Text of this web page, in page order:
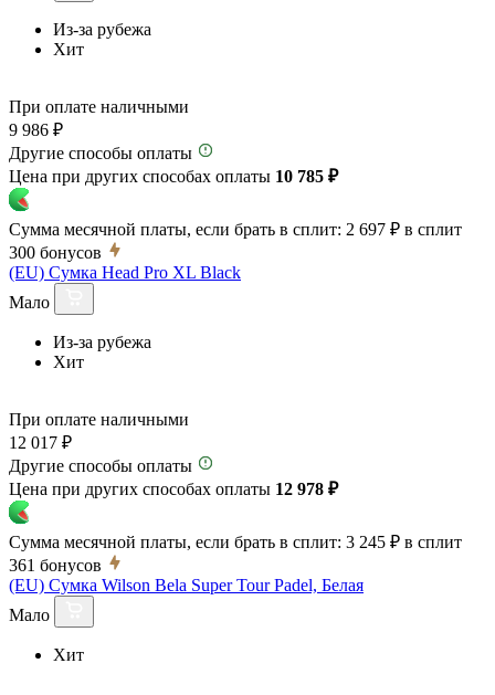
Из-за рубежа
Хит
При оплате наличными
9 986 ₽
Другие способы оплаты
Цена при других способах оплаты 10 785 ₽
Сумма месячной платы, если брать в сплит: 2 697 ₽ в сплит
300 бонусов
(EU) Сумка Head Pro XL Black
Мало
Из-за рубежа
Хит
При оплате наличными
12 017 ₽
Другие способы оплаты
Цена при других способах оплаты 12 978 ₽
Сумма месячной платы, если брать в сплит: 3 245 ₽ в сплит
361 бонусов
(EU) Сумка Wilson Bela Super Tour Padel, Белая
Мало
Хит